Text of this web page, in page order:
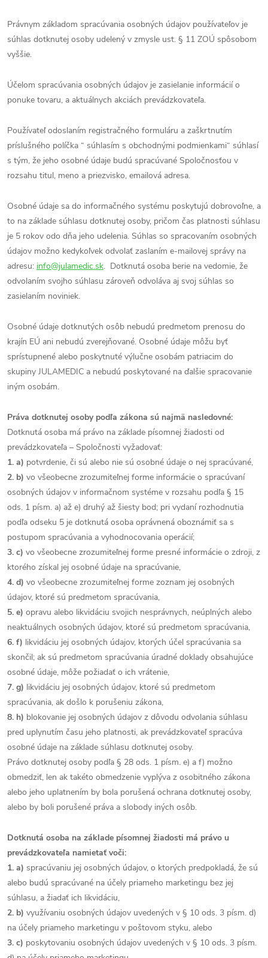
Právnym základom spracúvania osobných údajov používateľov je
súhlas dotknutej osoby udelený v zmysle ust. § 11 ZOÚ spôsobom
vyššie.
Účelom spracúvania osobných údajov je zasielanie informácií o
ponuke tovaru, a aktuálnych akciách prevádzkovateľa.
Používateľ odoslaním registračného formuláru a zaškrtnutím
príslušného políčka “ súhlasím s obchodnými podmienkami“ súhlasí
s tým, že jeho osobné údaje budú spracúvané Spoločnosťou v
rozsahu titul, meno a priezvisko, emailová adresa.
Osobné údaje sa do informačného systému poskytujú dobrovoľne, a
to na základe súhlasu dotknutej osoby, pričom čas platnosti súhlasu
je 5 rokov odo dňa jeho udelenia. Súhlas so spracovaním osobných
údajov možno kedykoľvek odvolať zaslaním e-mailovej správy na
adresu: info@julamedic.sk. Dotknutá osoba berie na vedomie, že
odvolaním svojho súhlasu zároveň odvoláva aj svoj súhlas so
zasielaním noviniek.
Osobné údaje dotknutých osôb nebudú predmetom prenosu do
krajín EÚ ani nebudú zverejňované. Osobné údaje môžu byť
sprístupnené alebo poskytnuté výlučne osobám patriacim do
skupiny JULAMEDIC a nebudú poskytované na ďalšie spracovanie
iným osobám.
Práva dotknutej osoby podľa zákona sú najmä nasledovné:
Dotknutá osoba má právo na základe písomnej žiadosti od
prevádzkovateľa – Spoločnosti vyžadovať:
1. a) potvrdenie, či sú alebo nie sú osobné údaje o nej spracúvané,
2. b) vo všeobecne zrozumiteľnej forme informácie o spracúvaní
osobných údajov v informačnom systéme v rozsahu podľa § 15
ods. 1 písm. a) až e) druhý až šiesty bod; pri vydaní rozhodnutia
podľa odseku 5 je dotknutá osoba oprávnená oboznámiť sa s
postupom spracúvania a vyhodnocovania operácií;
3. c) vo všeobecne zrozumiteľnej forme presné informácie o zdroji, z
ktorého získal jej osobné údaje na spracúvanie,
4. d) vo všeobecne zrozumiteľnej forme zoznam jej osobných
údajov, ktoré sú predmetom spracúvania,
5. e) opravu alebo likvidáciu svojich nesprávnych, neúplných alebo
neaktuálnych osobných údajov, ktoré sú predmetom spracúvania,
6. f) likvidáciu jej osobných údajov, ktorých účel spracúvania sa
skončil; ak sú predmetom spracúvania úradné doklady obsahujúce
osobné údaje, môže požiadať o ich vrátenie,
7. g) likvidáciu jej osobných údajov, ktoré sú predmetom
spracúvania, ak došlo k porušeniu zákona,
8. h) blokovanie jej osobných údajov z dôvodu odvolania súhlasu
pred uplynutím času jeho platnosti, ak prevádzkovateľ spracúva
osobné údaje na základe súhlasu dotknutej osoby.
Právo dotknutej osoby podľa § 28 ods. 1 písm. e) a f) možno
obmedziť, len ak takéto obmedzenie vyplýva z osobitného zákona
alebo jeho uplatnením by bola porušená ochrana dotknutej osoby,
alebo by boli porušené práva a slobody iných osôb.
Dotknutá osoba na základe písomnej žiadosti má právo u
prevádzkovateľa namietať voči:
1. a) spracúvaniu jej osobných údajov, o ktorých predpokladá, že sú
alebo budú spracúvané na účely priameho marketingu bez jej
súhlasu, a žiadať ich likvidáciu,
2. b) využívaniu osobných údajov uvedených v § 10 ods. 3 písm. d)
na účely priameho marketingu v poštovom styku, alebo
3. c) poskytovaniu osobných údajov uvedených v § 10 ods. 3 písm.